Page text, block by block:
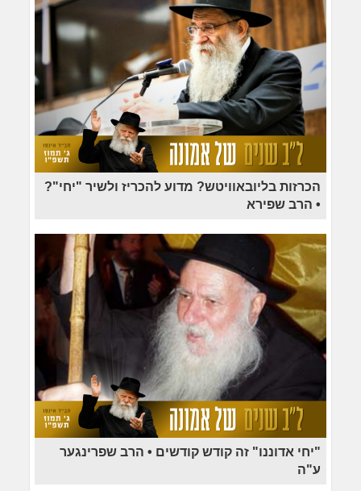
הכרזות בליובאוויטש? מדוע להכריז ולשיר "יחי"?
• הרב שפירא
"יחי אדוננו" זה קודש קודשים • הרב שפרינגער
ע"ה